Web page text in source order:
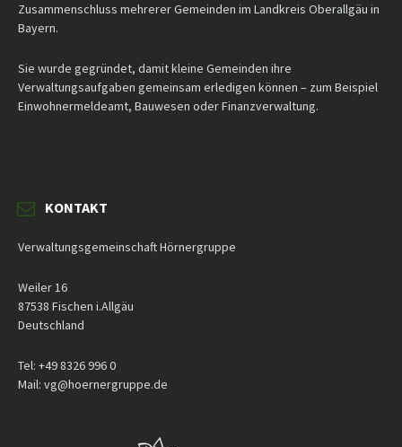
Zusammenschluss mehrerer Gemeinden im Landkreis Oberallgäu in
Bayern.
Sie wurde gegründet, damit kleine Gemeinden ihre
Verwaltungsaufgaben gemeinsam erledigen können – zum Beispiel
Einwohnermeldeamt, Bauwesen oder Finanzverwaltung.
KONTAKT
Verwaltungsgemeinschaft Hörnergruppe
Weiler 16
87538 Fischen i.Allgäu
Deutschland
Tel: +49 8326 996 0
Mail: vg@hoernergruppe.de